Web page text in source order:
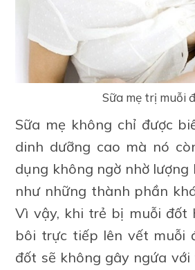
Sữa mẹ trị muỗi
Sữa mẹ không chỉ được
dinh dưỡng cao mà nó
dụng không ngờ nhờ lượng
như những thành phần
Vì vậy, khi trẻ bị muỗi đốt
bôi trực tiếp lên vết muỗi
đốt sẽ không gây ngứa